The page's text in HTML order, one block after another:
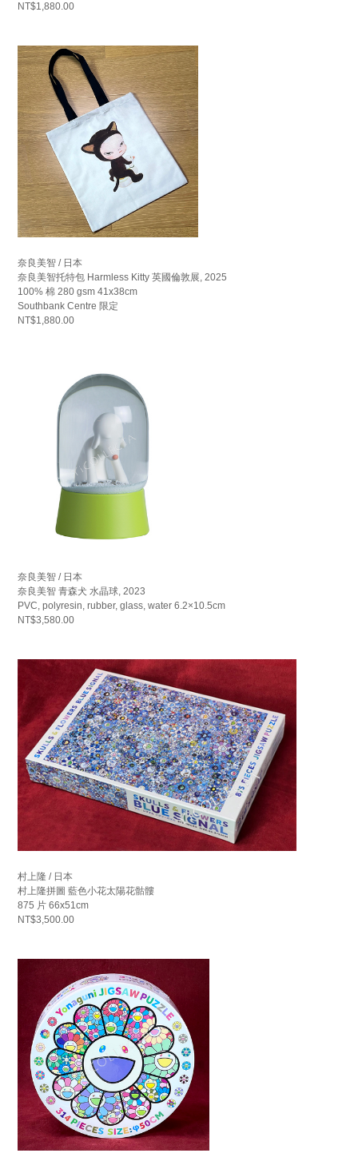
NT$1,880.00
奈良美智 / 日本
奈良美智托特包 Harmless Kitty 英國倫敦展, 2025
100% 棉 280 gsm 41x38cm
Southbank Centre 限定
NT$1,880.00
奈良美智 / 日本
奈良美智 青森犬 水晶球, 2023
PVC, polyresin, rubber, glass, water 6.2×10.5cm
NT$3,580.00
村上隆 / 日本
村上隆拼圖 藍色小花太陽花骷髏
875 片 66x51cm
NT$3,500.00